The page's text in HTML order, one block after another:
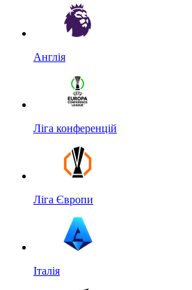
Англія
Ліга конференцій
Ліга Європи
Італія